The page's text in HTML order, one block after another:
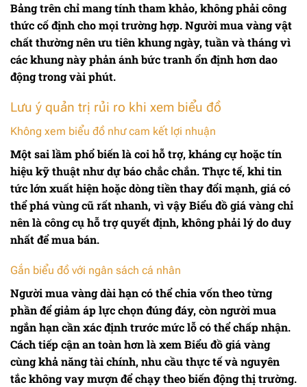
Bảng trên chỉ mang tính tham khảo, không phải công
thức cố định cho mọi trường hợp. Người mua vàng vật
chất thường nên ưu tiên khung ngày, tuần và tháng vì
các khung này phản ánh bức tranh ổn định hơn dao
động trong vài phút.
Lưu ý quản trị rủi ro khi xem biểu đồ
Không xem biểu đồ như cam kết lợi nhuận
Một sai lầm phổ biến là coi hỗ trợ, kháng cự hoặc tín
hiệu kỹ thuật như dự báo chắc chắn. Thực tế, khi tin
tức lớn xuất hiện hoặc dòng tiền thay đổi mạnh, giá có
thể phá vùng cũ rất nhanh, vì vậyBiểu đồ giá vàngchỉ
nên là công cụ hỗ trợ quyết định, không phải lý do duy
nhất để mua bán.
Gắn biểu đồ với ngân sách cá nhân
Người mua vàng dài hạn có thể chia vốn theo từng
phần để giảm áp lực chọn đúng đáy, còn người mua
ngắn hạn cần xác định trước mức lỗ có thể chấp nhận.
Cách tiếp cận an toàn hơn là xemBiểu đồ giá vàng
cùng khả năng tài chính, nhu cầu thực tế và nguyên
tắc không vay mượn để chạy theo biến động thị trường.